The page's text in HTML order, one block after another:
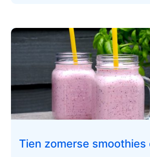
Tien zomerse smoothies